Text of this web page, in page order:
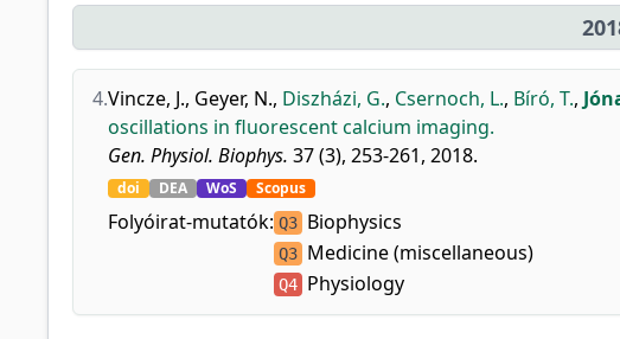
4.Vincze, J., Geyer, N., Diszházi, G., Csernoch, L., Bíró, T.,
oscillations in fluorescent calcium imaging.
Gen. Physiol. Biophys. 37 (3), 253-261, 2018.
doi DEA WoS Scopus
Folyóirat-mutatók: Q3 Biophysics
Q3 Medicine (miscellaneous)
Q4 Physiology